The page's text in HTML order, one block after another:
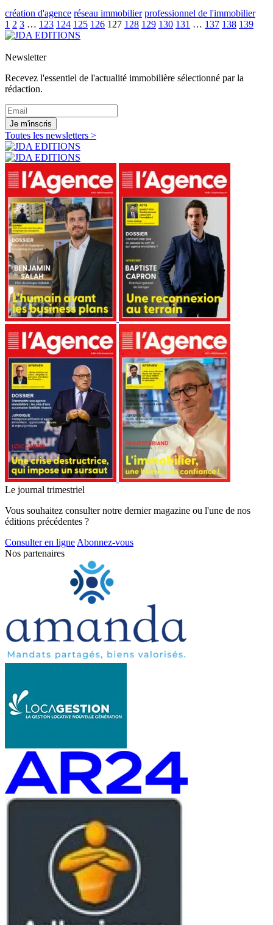
création d'agence réseau immobilier professionnel de l'immobilier
1 2 3 … 123 124 125 126 127 128 129 130 131 … 137 138 139
Newsletter
Recevez l'essentiel de l'actualité immobilière sélectionné par la
rédaction.
Je m'inscris
Toutes les newsletters >
Le journal trimestriel
Vous souhaitez consulter notre dernier magazine ou l'une de nos
éditions précédentes ?
Consulter en ligne Abonnez-vous
Nos partenaires